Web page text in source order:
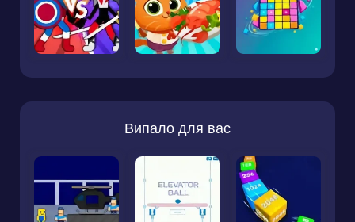
Випало для вас